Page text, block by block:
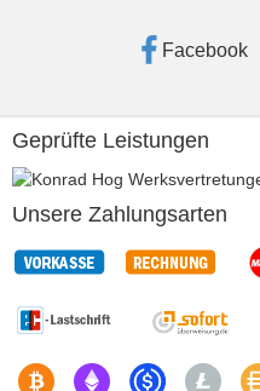
Facebook
Geprüfte Leistungen
Unsere Zahlungsarten